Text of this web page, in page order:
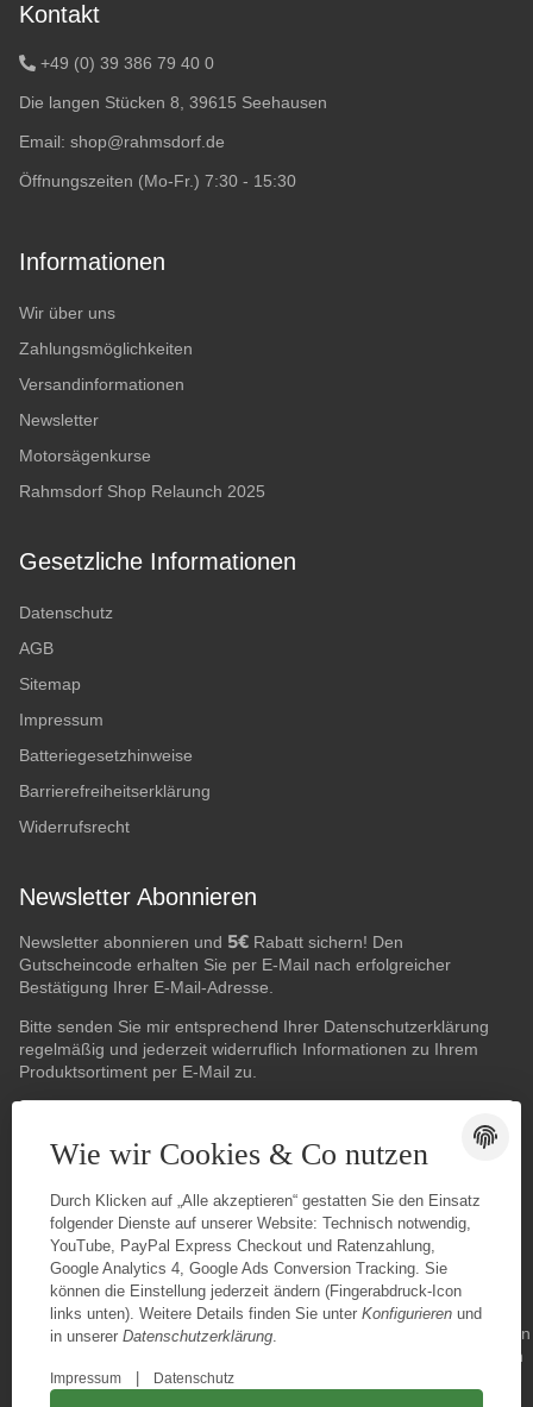
Kontakt
+49 (0) 39 386 79 40 0
Die langen Stücken 8, 39615 Seehausen
Email: shop@rahmsdorf.de
Öffnungszeiten (Mo-Fr.) 7:30 - 15:30
Informationen
Wir über uns
Zahlungsmöglichkeiten
Versandinformationen
Newsletter
Motorsägenkurse
Rahmsdorf Shop Relaunch 2025
Gesetzliche Informationen
Datenschutz
AGB
Sitemap
Impressum
Batteriegesetzhinweise
Barrierefreiheitserklärung
Widerrufsrecht
Newsletter Abonnieren
Newsletter abonnieren und 5€ Rabatt sichern! Den
Gutscheincode erhalten Sie per E-Mail nach erfolgreicher
Bestätigung Ihrer E-Mail-Adresse.
Bitte senden Sie mir entsprechend Ihrer Datenschutzerklärung
regelmäßig und jederzeit widerruflich Informationen zu Ihrem
Produktsortiment per E-Mail zu.
ABONNIEREN
Wie wir Cookies & Co nutzen
Durch Klicken auf „Alle akzeptieren“ gestatten Sie den Einsatz
folgender Dienste auf unserer Website: Technisch notwendig,
YouTube, PayPal Express Checkout und Ratenzahlung,
Google Analytics 4, Google Ads Conversion Tracking. Sie
können die Einstellung jederzeit ändern (Fingerabdruck-Icon
links unten). Weitere Details finden Sie unter Konfigurieren und
in unserer Datenschutzerklärung.
Impressum Datenschutz